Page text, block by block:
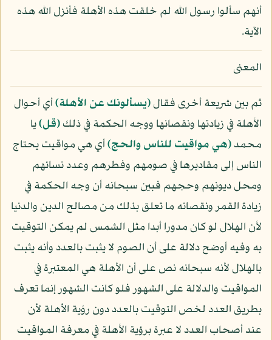
أنهم سألوا رسول الله لم خلقت هذه الأهلة فأنزل الله هذه
الآية.
المعنى
ثم بين شريعة أخرى فقال﴿يسألونك عن الأهلة﴾أي أحوال
الأهلة في زيادتها ونقصانها ووجه الحكمة في ذلك﴿قل﴾يا
محمد﴿هي مواقيت للناس والحج﴾أي هي مواقيت يحتاج
الناس إلى مقاديرها في صومهم وفطرهم وعدد نسائهم
ومحل ديونهم وحجهم فبين سبحانه أن وجه الحكمة في
زيادة القمر ونقصانه ما تعلق بذلك من مصالح الدين والدنيا
لأن الهلال لو كان مدورا أبدا مثل الشمس لم يمكن التوقيت
به وفيه أوضح دلالة على أن الصوم لا يثبت بالعدد وأنه يثبت
بالهلال لأنه سبحانه نص على أن الأهلة هي المعتبرة في
المواقيت والدلالة على الشهور فلو كانت الشهور إنما تعرف
بطريق العدد لخص التوقيت بالعدد دون رؤية الأهلة لأن
عند أصحاب العدد لا عبرة برؤية الأهلة في معرفة المواقيت